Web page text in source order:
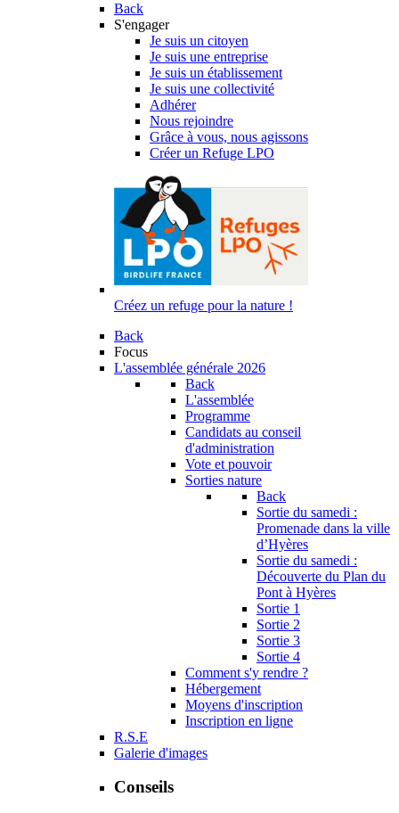
Back
S'engager
Je suis un citoyen
Je suis une entreprise
Je suis un établissement
Je suis une collectivité
Adhérer
Nous rejoindre
Grâce à vous, nous agissons
Créer un Refuge LPO
Créez un refuge pour la nature !
Back
Focus
L'assemblée générale 2026
Back
L'assemblée
Programme
Candidats au conseil
d'administration
Vote et pouvoir
Sorties nature
Back
Sortie du samedi :
Promenade dans la ville
d’Hyères
Sortie du samedi :
Découverte du Plan du
Pont à Hyères
Sortie 1
Sortie 2
Sortie 3
Sortie 4
Comment s'y rendre ?
Hébergement
Moyens d'inscription
Inscription en ligne
R.S.E
Galerie d'images
Conseils